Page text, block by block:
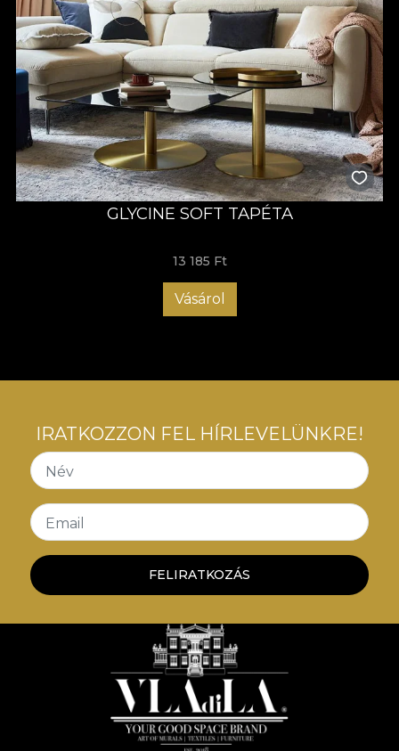
GLYCINE SOFT TAPÉTA
13 185 Ft
Vásárol
IRATKOZZON FEL HÍRLEVELÜNKRE!
Név
Email
FELIRATKOZÁS